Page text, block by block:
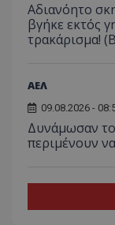
Αδιανόητο
βγήκε εκτός
τρακάρισμα!
ΑΕΛ
09.08.2026 -
Δυνάμωσαν
περιμένουν